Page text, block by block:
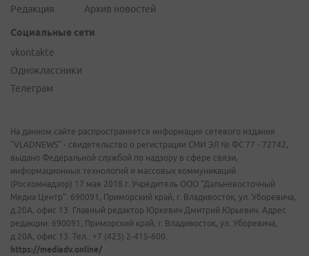
Редакция
Архив новостей
Социальные сети
vkontakte
Одноклассники
Телеграм
На данном сайте распространяется информация сетевого издания
"VLADNEWS" - свидетельство о регистрации СМИ ЭЛ № ФС 77 - 72742,
выдано Федеральной службой по надзору в сфере связи,
информационных технологий и массовых коммуникаций
(Роскомнадзор) 17 мая 2018 г. Учредитель ООО "Дальневосточный
Медиа Центр". 690091, Приморский край, г. Владивосток, ул. Уборевича,
д.20А, офис 13. Главный редактор Юркевич Дмитрий Юрьевич. Адрес
редакции: 690091, Приморский край, г. Владивосток, ул. Уборевича,
д.20А, офис 13. Тел.: +7 (423) 2-415-600.
https://mediadv.online/